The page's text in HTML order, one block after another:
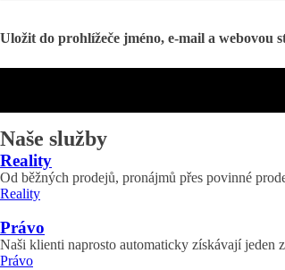
Uložit do prohlížeče jméno, e-mail a webovou
Naše služby
Reality
Od běžných prodejů, pronájmů přes povinné
Reality
Právo
Naši klienti naprosto automaticky získávají jeden
Právo